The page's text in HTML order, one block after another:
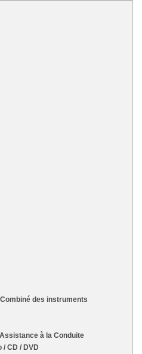
des instruments
à la Conduite
CD / DVD